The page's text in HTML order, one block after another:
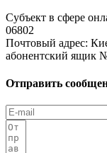
Субъект в сфере
06802
Почтовый адрес:
абонентский ящик
Отправить